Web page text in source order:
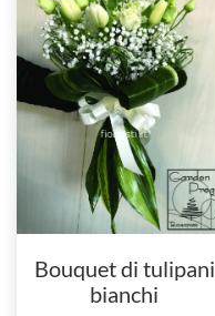
Bouquet di tulipani
bianchi